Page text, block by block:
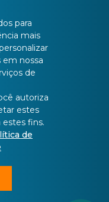
para
mais
nossa
de
autoriza
estes
estes fins.
de